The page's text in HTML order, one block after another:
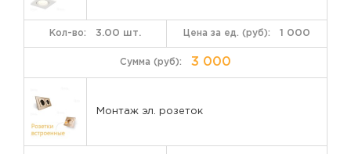
1 000
3.00 шт.
3 000
Монтаж эл. розеток